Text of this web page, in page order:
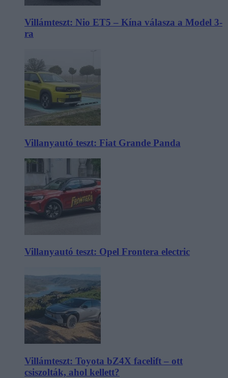
Villámteszt: Nio ET5 – Kína válasza a Model 3-
ra
Villanyautó teszt: Fiat Grande Panda
Villanyautó teszt: Opel Frontera electric
Villámteszt: Toyota bZ4X facelift – ott
csiszolták, ahol kellett?